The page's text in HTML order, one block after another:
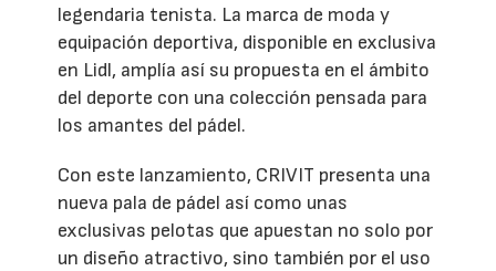
legendaria tenista. La marca de moda y
equipación deportiva, disponible en exclusiva
en Lidl, amplía así su propuesta en el ámbito
del deporte con una colección pensada para
los amantes del pádel.
Con este lanzamiento, CRIVIT presenta una
nueva pala de pádel así como unas
exclusivas pelotas que apuestan no solo por
un diseño atractivo, sino también por el uso